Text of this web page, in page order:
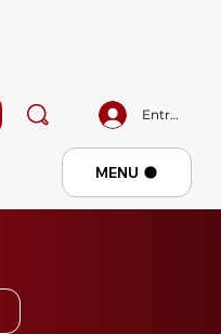
Entrar
Menu
MENU